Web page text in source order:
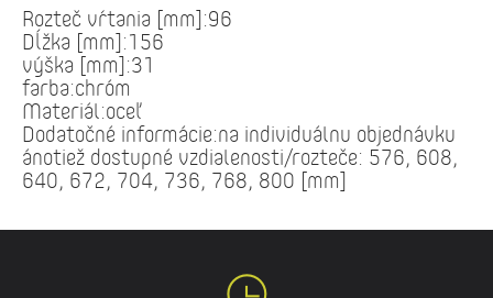
Rozteč vŕtania [mm]:96
Dĺžka [mm]:156
výška [mm]:31
farba:chróm
Materiál:oceľ
Dodatočné informácie:na individuálnu objednávku
ánotiež dostupné vzdialenosti/rozteče: 576, 608,
640, 672, 704, 736, 768, 800 [mm]